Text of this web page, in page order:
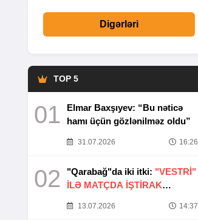
Digərləri
TOP 5
01
Elmar Baxşıyev: “Bu nəticə
hamı üçün gözlənilməz oldu”
31.07.2026 16:26
02 "Qarabağ"da iki itki: "VESTRİ"
İLƏ MATÇDA İŞTİRAK
13.07.2026 14:37